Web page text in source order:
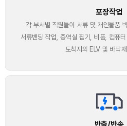
포장작업
각 부서별 직원들이 서류 및 개인물품
서류밴딩 작업, 중역실 집기, 비품, 컴퓨
도착지의 ELV 및 바닥
반출/반송